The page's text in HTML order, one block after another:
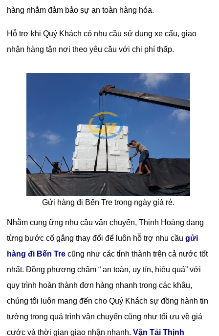
hàng nhằm đảm bảo sự an toàn hàng hóa.
Hỗ trợ khi Quý Khách có nhu cầu sử dụng xe cẩu, giao
nhận hàng tận nơi theo yêu cầu với chi phí thấp.
Gửi hàng đi Bến Tre trong ngày giá rẻ.
Nhằm cung ững nhu cầu vận chuyển, Thịnh Hoàng đang
từng bước cố gắng thay đổi để luôn hỗ trợ nhu cầugửi
hàng đi Bến Tre cũng như các tỉnh thành trên cả nước tốt
nhất. Đồng phương châm “ an toàn, uy tín, hiệu quả” với
quy trình hoàn thành đơn hàng nhanh trong các khâu,
chúng tôi luôn mang đến cho Quý Khách sự đồng hành tin
tưởng trong quá trình vận chuyển cũng như tối ưu về giá
cước và thời gian giao nhận nhanh.Vận Tải Thịnh